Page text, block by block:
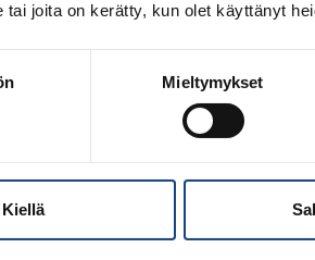
tai joita on kerätty, kun olet käyttänyt
Mieltymykset
Kiellä
rahoitetun
eri asteilta ykkösluokkalaisista
saatu mukaan uusia
Suomea olisi mahdollisuus […]